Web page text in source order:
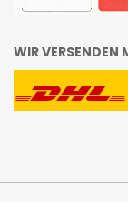
WIR VERSENDEN